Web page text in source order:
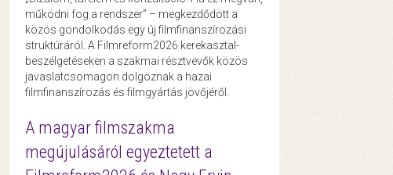
működni fog a rendszer” – megkezdődött a
közös gondolkodás egy új filmfinanszírozási
struktúráról. A Filmreform2026 kerekasztal-
beszélgetéseken a szakmai résztvevők közös
javaslatcsomagon dolgoznak a hazai
filmfinanszírozás és filmgyártás jövőjéről.
A magyar filmszakma
megújulásáról egyeztetett a